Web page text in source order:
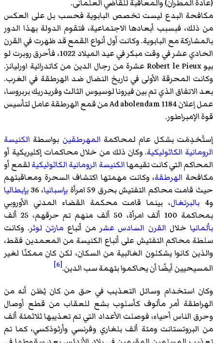
(عادة المطران) والمعاقبة للقاضي العلمانى.
مكافحة البدع ليست تخصص البابوية فحسب بل على العكس
من ذلك، فبسبب أبعادها الاجتماعية، فتقوم الدولة بهذا الدور
بالمشاركة مع البابوية. وكانت أول أنواع القمع قد ظهرت في القرن
الحادي عشر في وقت مبكر في عيد الميلاد 1022، فأحرق روبرت لو
بيو Robert le Pieux عشرة من رجال الدين من كاتدرائية اورليانز.
وكانت المحرقة الأولى في تاريخ النضال ضد الهرطقة في الغرب.
بعد الاتفاق الذي تم بين فيرونا لوسيوس الثالث وفريدريك بربروسا،
عمل إعلان Ad abolendam 1184 من قمع الهرطقة عامل لتأسيس
قوة الإمبراطور.
إستُخدِمَت بشكل عام لمحاكمة المهرطقين بواسطة الكنيسة
الرومانية الكاثوليكية. وكان ذلك من خلال محاكماتإكليريكية أو
المحاكم التي كانت تقيمهاالكنيسة الرومانية الكاثوليكيةلقمع أو
مكافحة الهرطقة، وكانت مهمتها اكتشاف السحرة ومعاقبتهم
حيث قامت محاكم التفتيش بحرق 59 امرأة
بإسبانيا، 36
بإيطاليا
و4
بالبرتغال، بينما قامت محكمة القضاء المدني الأوروبي
بمحاكمة 100 ألف امرأة، 50 ألف منهم تم حرقهم، 25 ألف
بألمانياخلال القرن السادس عشر من أتباع مارتن لوثر. وكانت
سلطة محاكم التفتيش على أتباع الكنيسة من المعمدين فقط،
والذين كانوا يشكلون الغالبية من السكان، لكن كان ممكنًا لغير
المسيحيين أيضًا أن يحاكموا بتهمة سب الدين.[6]
وكان استخدام وسائل التعذيب في حق من كان يُظن أنه من
الهراطقة أمر مألوف كأسلوب بشع للعقاب من قطع أوصال
وحرق الناس أحياء، فوصلت الأعداد التي تم تعذيبها ثلاثمئة ألف
من البروتستانت ومئة ألف بلغاري وفرنسي وأرثوذكسي، كما تم